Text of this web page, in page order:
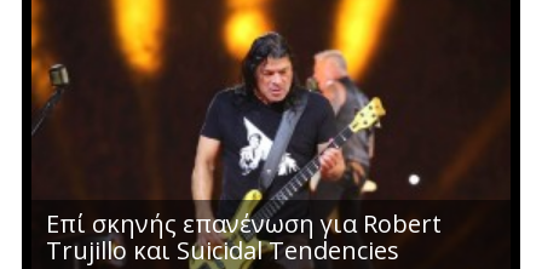
Επί σκηνής επανένωση για Robert
Trujillo και Suicidal Tendencies